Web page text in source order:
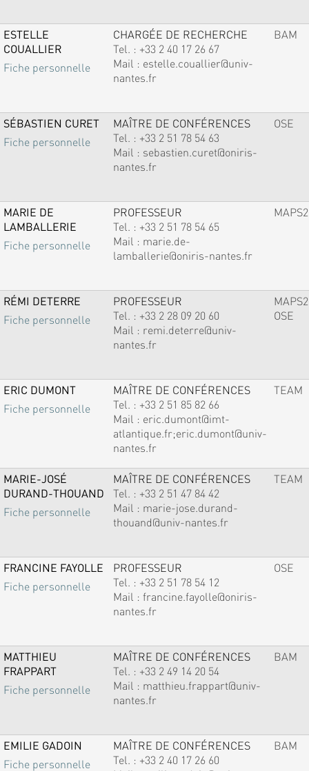
ESTELLE
COUALLIER
Fiche personnelle
CHARGÉE DE RECHERCHE
Tel. : +33 2 40 17 26 67
Mail : estelle.couallier@univ-
nantes.fr
BAM
SÉBASTIEN CURET
Fiche personnelle
MAÎTRE DE CONFÉRENCES
Tel. : +33 2 51 78 54 63
Mail : sebastien.curet@oniris-
nantes.fr
OSE
MARIE DE
LAMBALLERIE
Fiche personnelle
PROFESSEUR
Tel. : +33 2 51 78 54 65
Mail : marie.de-
lamballerie@oniris-nantes.fr
MAPS2
RÉMI DETERRE
Fiche personnelle
PROFESSEUR
Tel. : +33 2 28 09 20 60
Mail : remi.deterre@univ-
nantes.fr
MAPS2
OSE
ERIC DUMONT
Fiche personnelle
MAÎTRE DE CONFÉRENCES
Tel. : +33 2 51 85 82 66
Mail : eric.dumont@imt-
atlantique.fr;eric.dumont@univ-
nantes.fr
TEAM
MARIE-JOSÉ
DURAND-THOUAND
Fiche personnelle
MAÎTRE DE CONFÉRENCES
Tel. : +33 2 51 47 84 42
Mail : marie-jose.durand-
thouand@univ-nantes.fr
TEAM
FRANCINE FAYOLLE
Fiche personnelle
PROFESSEUR
Tel. : +33 2 51 78 54 12
Mail : francine.fayolle@oniris-
nantes.fr
OSE
MATTHIEU
FRAPPART
Fiche personnelle
MAÎTRE DE CONFÉRENCES
Tel. : +33 2 49 14 20 54
Mail : matthieu.frappart@univ-
nantes.fr
BAM
EMILIE GADOIN
Fiche personnelle
MAÎTRE DE CONFÉRENCES
Tel. : +33 2 40 17 26 60
BAM